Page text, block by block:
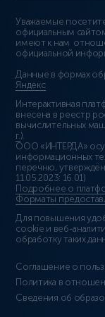
Уважаемые
официальным
имеют к нам
официальной
Данные в формах
Яндекс
Интерактивная
внесена в реестр
вычислительных
г.).
ООО «ИНТЕРДА»
информационных
перечню,
11.05.2023: 16.01)
Подробнее о
Форматы
Для повышения
cookie и веб-
обработку таких
Соглашение о
Политика в
Сведения об